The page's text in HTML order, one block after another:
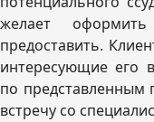
желает
предоставить.
интересующие его
по представленным
встречу со